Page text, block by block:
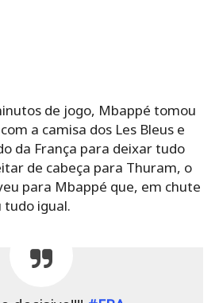
de jogo, Mbappé tomou
a camisa dos Les Bleus e
da França para deixar tudo
de cabeça para Thuram, o
para Mbappé que, em chute
tudo igual.